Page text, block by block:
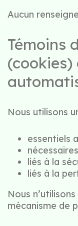
Aucun
Témoins
(cookies)
Nous utilisons
essentiels
liés à la
liés à la
Nous
mécanisme de